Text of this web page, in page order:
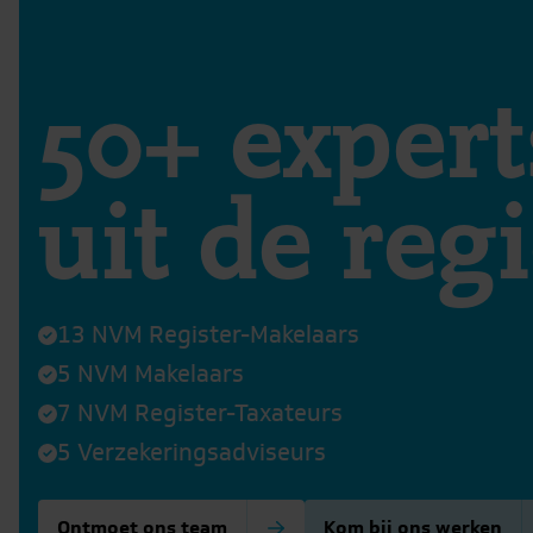
50+
uit de
13 NVM Register-Makelaars
5 NVM Makelaars
7 NVM Register-Taxateurs
5 Verzekeringsadviseurs